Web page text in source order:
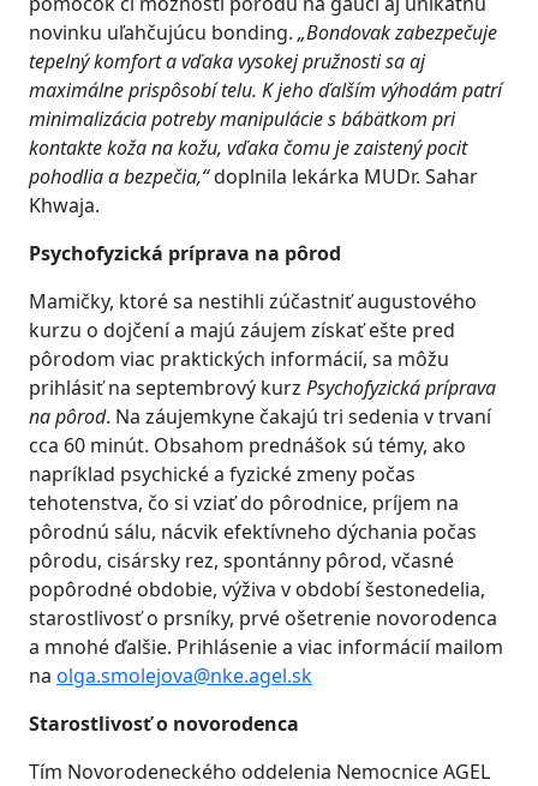
novinku uľahčujúcu bonding. „Bondovak zabezpečuje
tepelný komfort a vďaka vysokej pružnosti sa aj
maximálne prispôsobí telu. K jeho ďalším výhodám patrí
minimalizácia potreby manipulácie s bábätkom pri
kontakte koža na kožu, vďaka čomu je zaistený pocit
pohodlia a bezpečia,“doplnila lekárka MUDr. Sahar
Khwaja.
Psychofyzická príprava na pôrod
Mamičky, ktoré sa nestihli zúčastniť augustového
kurzu o dojčení a majú záujem získať ešte pred
pôrodom viac praktických informácií, sa môžu
prihlásiť na septembrový kurz Psychofyzická príprava
na pôrod. Na záujemkyne čakajú tri sedenia v trvaní
cca 60 minút. Obsahom prednášok sú témy, ako
napríklad psychické a fyzické zmeny počas
tehotenstva, čo si vziať do pôrodnice, príjem na
pôrodnú sálu, nácvik efektívneho dýchania počas
pôrodu, cisársky rez, spontánny pôrod, včasné
popôrodné obdobie, výživa v období šestonedelia,
starostlivosť o prsníky, prvé ošetrenie novorodenca
a mnohé ďalšie. Prihlásenie a viac informácií mailom
na olga.smolejova@nke.agel.sk
Starostlivosť o novorodenca
Tím Novorodeneckého oddelenia Nemocnice AGEL